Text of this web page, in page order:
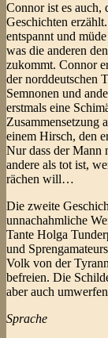
Connor ist es auch,
Geschichten
entspannt und
was die anderen
zukommt. Connor
der norddeutschen
Semnonen und
erstmals eine
Zusammensetzung
einem Hirsch, den
Nur dass der Mann
andere als tot ist,
rächen will…
Die zweite
unnachahmliche
Tante Holga
und
Volk von der
befreien. Die
aber auch
Sprache